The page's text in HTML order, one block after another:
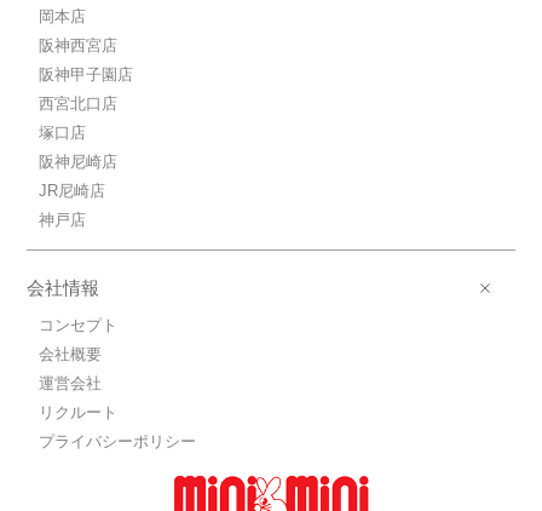
岡本店
阪神西宮店
阪神甲子園店
西宮北口店
塚口店
阪神尼崎店
JR尼崎店
神戸店
会社情報
コンセプト
会社概要
運営会社
リクルート
プライバシーポリシー